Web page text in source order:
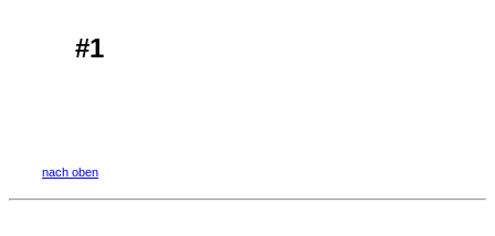
#1
nach oben